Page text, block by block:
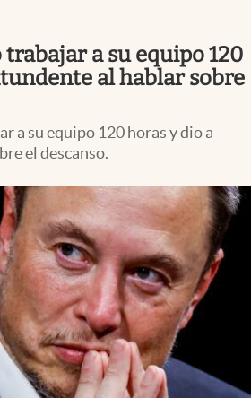
a su equipo 120
al hablar sobre
a su equipo 120 horas y dio a
el descanso.